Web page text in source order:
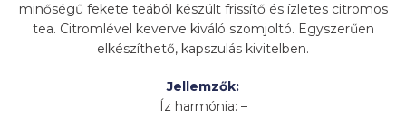
minőségű fekete teából készült frissítő és ízletes citromos
tea. Citromlével keverve kiváló szomjoltó. Egyszerűen
elkészíthető, kapszulás kivitelben.
Jellemzők:
Íz harmónia: –